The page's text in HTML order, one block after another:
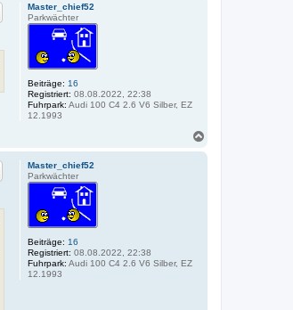
Master_chief52
Parkwächter
Beiträge: 16
Registriert: 08.08.2022, 22:38
Fuhrpark: Audi 100 C4 2.6 V6 Silber, EZ
12.1993
Master_chief52
Parkwächter
Beiträge: 16
Registriert: 08.08.2022, 22:38
Fuhrpark: Audi 100 C4 2.6 V6 Silber, EZ
12.1993